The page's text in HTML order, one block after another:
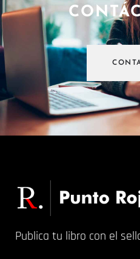
Publica tu libro con el